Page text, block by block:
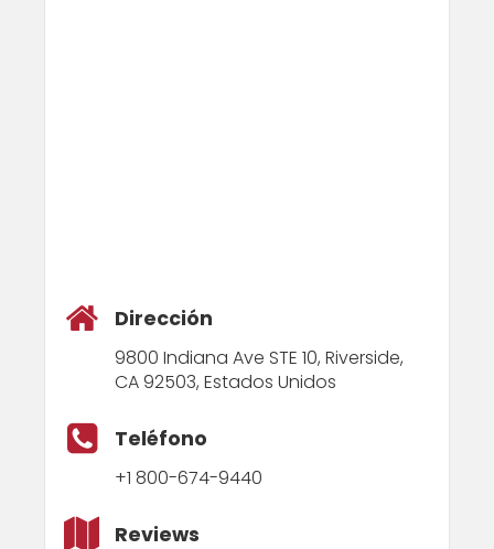
Dirección
9800 Indiana Ave STE 10, Riverside,
CA 92503, Estados Unidos
Teléfono
+1 800-674-9440
Reviews